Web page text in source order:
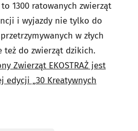
to 1300 ratowanych zwierząt
i wyjazdy nie tylko do
w złych
do zwierząt dzikich.
Zwierząt EKOSTRAŻ jest
edycji „30 Kreatywnych